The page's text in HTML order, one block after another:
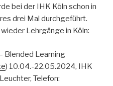
bei der IHK Köln schon in
drei Mal durchgeführt.
Lehrgänge in Köln:
Blended Learning
) 10.04.-22.05.2024, IHK
Telefon: